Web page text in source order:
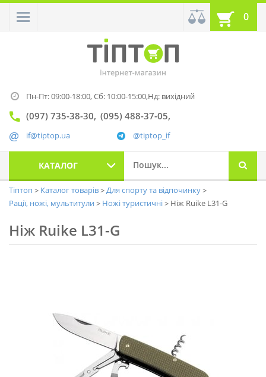
0
Пн-Пт: 09:00-18:00,Сб: 10:00-15:00,Нд: вихідний
(097) 735-38-30 (095) 488-37-05
@tiptop_if
if@tiptop.ua
КАТАЛОГ
Тіптоп Каталог товарів
Для спорту та відпочинку
Рації, ножі, мультитули
Ножі туристичні Ніж Ruike L31-G
Ніж Ruike L31-G